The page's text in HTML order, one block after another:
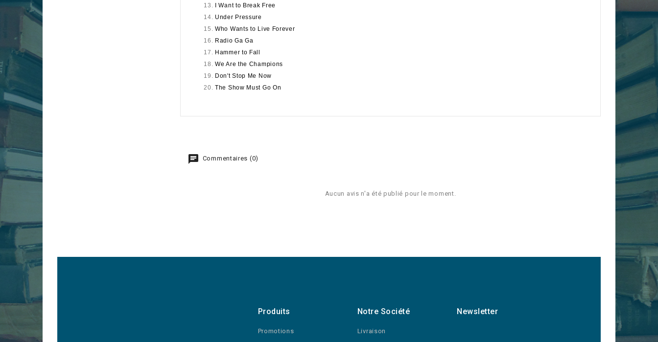
I Want to Break Free
Under Pressure
Who Wants to Live Forever
Radio Ga Ga
Hammer to Fall
We Are the Champions
Don't Stop Me Now
The Show Must Go On
Commentaires (0)
Aucun avis n'a été publié pour le moment.
Produits
Promotions
Notre Société
Livraison
Newsletter